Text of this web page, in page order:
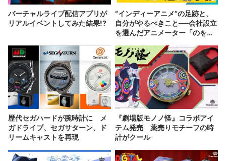
バーチャルライブ配信アプリが
リアルイベントしてみた結果!?
“インディーアニメ“の足跡と、
自分がやるべきこと──会社設立
を選んだアニメーター「のを
歴代セガハードが腕時計に メ
ガドライブ、セガサターン、ド
リームキャストを再現
『劇場版モノノ怪』コラボアイ
テム発売 薬売りモチーフの時
計がクール